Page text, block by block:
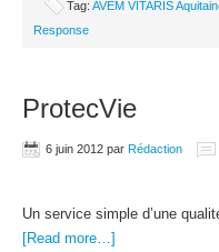
Tag: AVEM VITARIS
Response
ProtecVie
6 juin 2012 par Rédaction
Un service simple d’une
[Read more…]